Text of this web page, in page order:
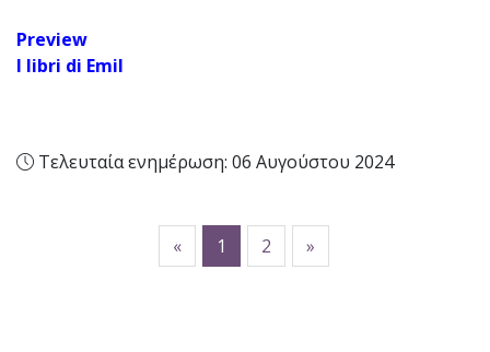
Preview
I libri di Emil
Τελευταία ενημέρωση: 06 Αυγούστου 2024
«προηγούμενος
1 2 »ακόλουθος